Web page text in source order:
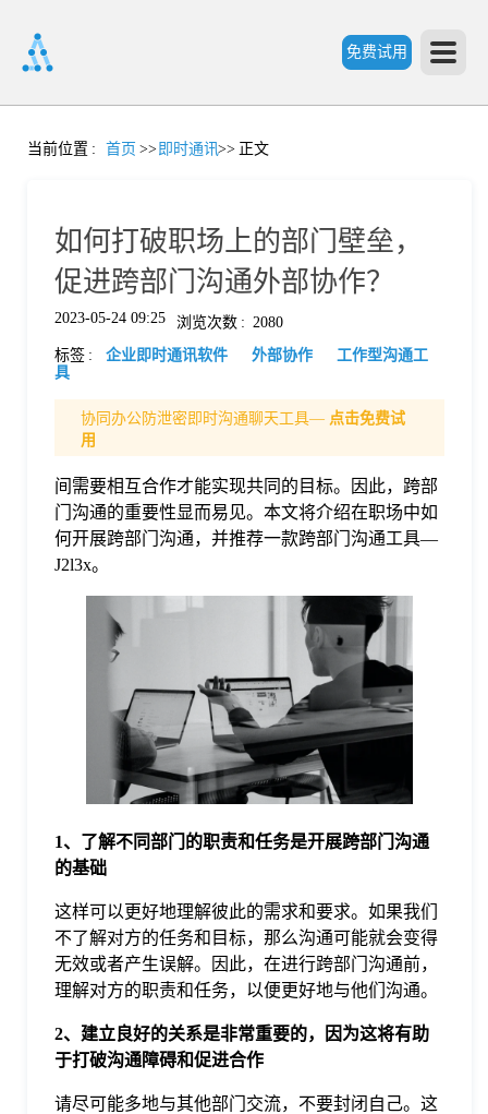
免费试用
首
格
题
当前位置 : 首页 >> 即时通讯>> 正文
如何打破职场上的部门壁垒，
促进跨部门沟通外部协作？
2023-05-24 09:25 浏览次数 : 2080
标签 : 企业即时通讯软件 外部协作
工作型沟通工
具
协同办公防泄密即时沟通聊天工具— 点击免费试
用
间需要相互合作才能实现共同的目标。因此，跨部
门沟通的重要性显而易见。本文将介绍在职场中如
何开展跨部门沟通，并推荐一款跨部门沟通工具—
J2l3x。
1、了解不同部门的职责和任务是开展跨部门沟通
的基础
这样可以更好地理解彼此的需求和要求。如果我们
不了解对方的任务和目标，那么沟通可能就会变得
无效或者产生误解。因此，在进行跨部门沟通前，
理解对方的职责和任务，以便更好地与他们沟通。
2、建立良好的关系是非常重要的，因为这将有助
于打破沟通障碍和促进合作
请尽可能多地与其他部门交流，不要封闭自己。这